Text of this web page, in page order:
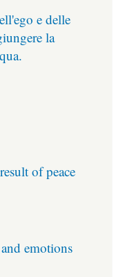
e delle
la
of peace
emotions